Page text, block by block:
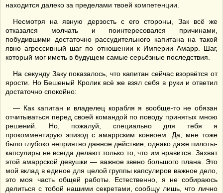
находится далеко за пределами твоей компетенции.
Несмотря на явную дерзость с его стороны, Зак всё же
отказался молчать и поинтересовался причинами,
побудившими достаточно рассудительного капитана на такой
явно агрессивный шаг по отношении к Империи Амарр. Шаг,
который мог иметь в будущем самые серьёзные последствия.
На секунду Заку показалось, что капитан сейчас взорвётся от
ярости. Но Бешеный Кролик всё же взял себя в руки и ответил
достаточно спокойно:
— Как капитан и владелец корабля я вообще-то не обязан
отчитываться перед своей командой по поводу принятых мною
решений. Но, пожалуй, специально для тебя я
прокомментирую эпизод с амаррским конвоем. Да, мне тоже
было глубоко неприятно данное действие, однако даже пилоты-
капсулиры не всегда делают только то, что им нравится. Захват
этой амаррской девушки — важное звено большого плана. Это
мой вклад в единое для целой группы капсулиров важное дело,
это моя часть общей работы. Естественно, я не собираюсь
делиться с тобой нашими секретами, сообщу лишь, что лично